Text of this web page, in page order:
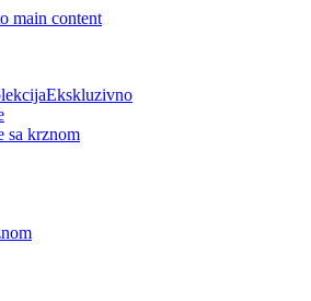
main content
Ekskluzivno
sa krznom